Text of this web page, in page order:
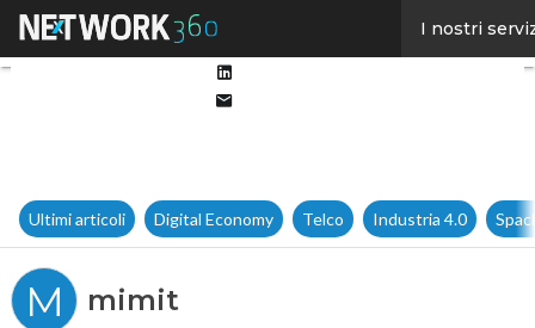
I nostri
Ultimi articoli Digital Economy Telco Industria 4.0
M mimit